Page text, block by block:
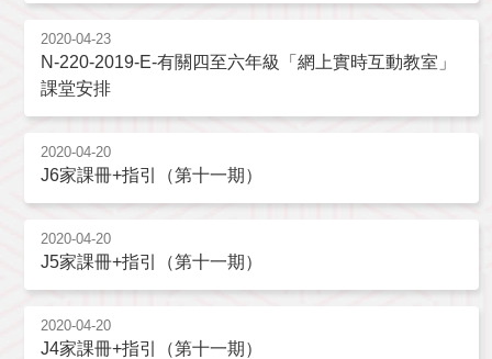
2020-04-23
N-220-2019-E-有關四至六年級「網上實時互動教室」
課堂安排
2020-04-20
J6家課冊+指引（第十一期）
2020-04-20
J5家課冊+指引（第十一期）
2020-04-20
J4家課冊+指引（第十一期）